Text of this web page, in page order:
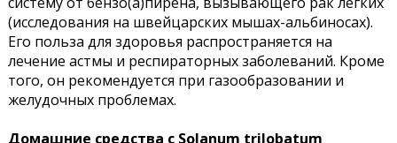
(исследования на швейцарских мышах-альбиносах).
Его польза для здоровья распространяется на
лечение астмы и респираторных заболеваний. Кроме
того, он рекомендуется при газообразовании и
желудочных проблемах.
Домашние средства с Solanum trilobatum